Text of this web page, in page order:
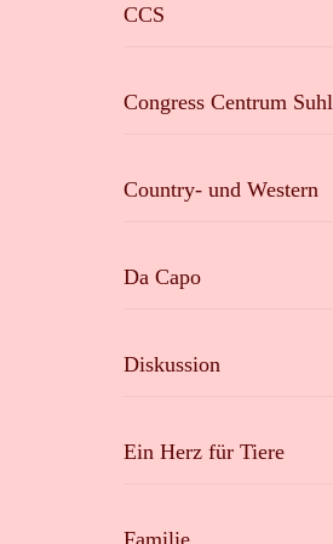
CCS
Congress Centrum Suhl
Country- und Western
Da Capo
Diskussion
Ein Herz für Tiere
Familie